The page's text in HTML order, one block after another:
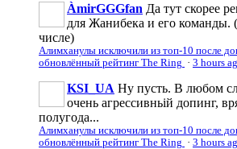
ÀmirGGGfan Да тут скорее
для Жанибека и его команды.
числе)
Алимханулы исключили из топ-10 после
обновлённый рейтинг The Ring · 3 hours
KSI_UA Ну пусть. В любом
очень агрессивньій допинг,
полугода...
Алимханулы исключили из топ-10 после
обновлённый рейтинг The Ring · 3 hours